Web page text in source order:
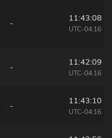
-
11:43:08
UTC-04:16
-
11:42:09
UTC-04:16
-
11:43:10
UTC-04:16